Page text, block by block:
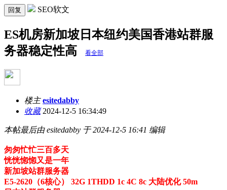
回复 SEO软文
ES机房新加坡日本纽约美国香港站群服
务器稳定性高
看全部
楼主 esitedabby
收藏2024-12-5 16:34:49
本帖最后由 esitedabby 于 2024-12-5 16:41 编辑
匆匆忙忙三百多天
恍恍惚惚又是一年
新加坡站群服务器
E5-2620（6核心） 32G 1THDD 1c 4C 8c 大陆优化 50m